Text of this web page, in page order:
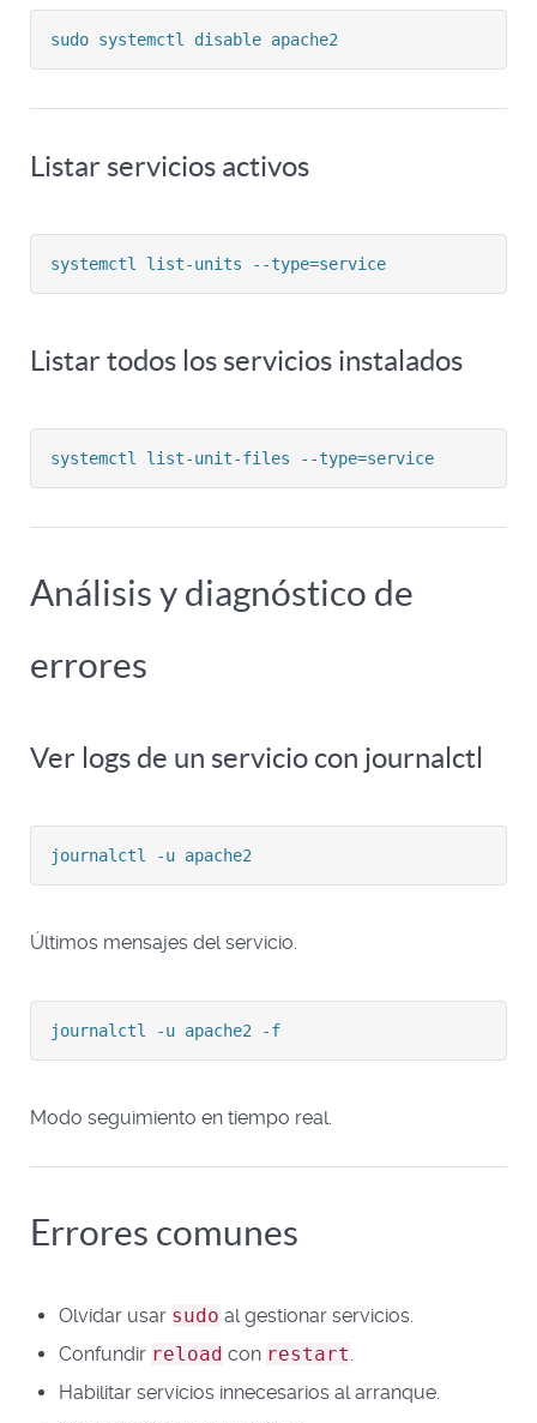
sudo systemctl disable apache2
Listar servicios activos
systemctl list-units --type=service
Listar todos los servicios instalados
systemctl list-unit-files --type=service
Análisis y diagnóstico de
errores
Ver logs de un servicio con journalctl
journalctl -u apache2
Últimos mensajes del servicio.
journalctl -u apache2 -f
Modo seguimiento en tiempo real.
Errores comunes
Olvidar usar sudo al gestionar servicios.
Confundir reload con restart.
Habilitar servicios innecesarios al arranque.